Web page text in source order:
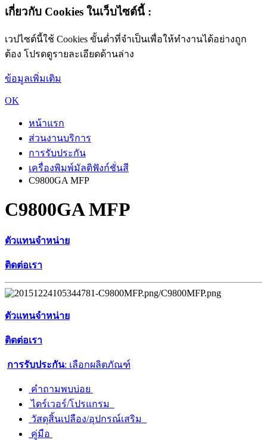
เกี่ยวกับ Cookies ในเว็บไซต์นี้ :
เวปไซต์นี้ใช้ Cookies ขั้นต่ำที่จำเป็นเพื่อให้ทำงานได้อย่างถูก
ต้อง โปรดดูรายละเอียดด้านล่าง
ข้อมูลเพิ่มเติม
OK
หน้าแรก
ส่วนงานบริการ
การรับประกัน
เครื่องพิมพ์มัลติฟังก์ชั่นสี
C9800GA MFP
C9800GA MFP
ตัวแทนจำหน่าย
ติดต่อเรา
ตัวแทนจำหน่าย
ติดต่อเรา
การรับประกัน: เลือกผลิตภัณฑ์
คำถามพบบ่อย
ไดร์เวอร์/โปรแกรม
วัสดุสิ้นเปลือง/อุปกรณ์เสริม
คู่มือ